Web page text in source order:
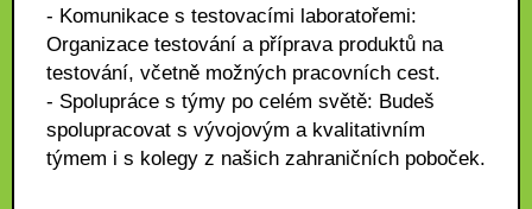
- Komunikace s testovacími laboratořemi:
Organizace testování a příprava produktů na
testování, včetně možných pracovních cest.
- Spolupráce s týmy po celém světě: Budeš
spolupracovat s vývojovým a kvalitativním
týmem i s kolegy z našich zahraničních poboček.